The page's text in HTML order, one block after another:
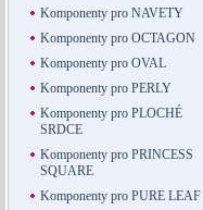
Komponenty pro NAVETY
Komponenty pro OCTAGON
Komponenty pro OVAL
Komponenty pro PERLY
Komponenty pro PLOCHÉ
SRDCE
Komponenty pro PRINCESS
SQUARE
Komponenty pro PURE LEAF